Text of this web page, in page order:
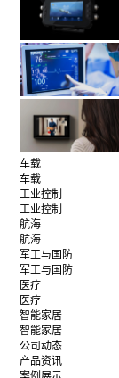
车载
车载
工业控制
工业控制
航海
航海
军工与国防
军工与国防
医疗
医疗
智能家居
智能家居
公司动态
产品资讯